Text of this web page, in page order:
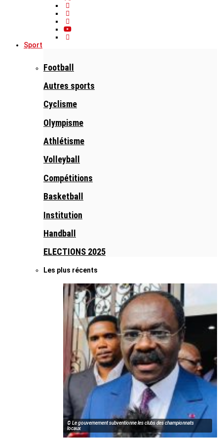
Sport
Football
Autres sports
Cyclisme
Olympisme
Athlétisme
Volleyball
Compétitions
Basketball
Institution
Handball
ELECTIONS 2025
Les plus récents
© Le gouvernement subventionne les clubs des championnats
locaux